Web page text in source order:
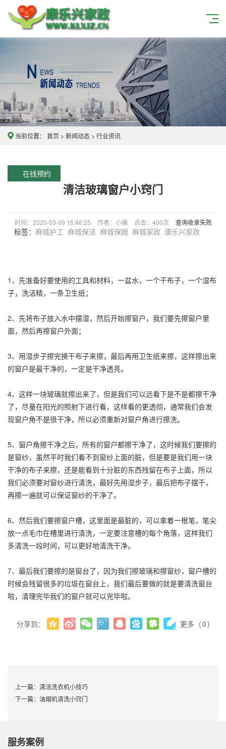
当前位置： 首页 > 新闻动态 > 行业资讯
在线预约
清洁玻璃窗户小窍门
时间：2020-03-09 16:46:25 作者：小编 点击： 400次 查询收录失败
标签： 麻城护工 麻城保洁 麻城保姆 麻城家政 康乐兴家政
1、先准备好要使用的工具和材料，一盆水，一个干布子，一个湿布
子，洗洁精，一条卫生纸；
2、先将布子放入水中摆湿，然后开始擦窗户，我们要先擦窗户里
面，然后再擦窗户外面；
3、用湿步子擦完换干布子来擦，最后再用卫生纸来擦，这样擦出来
的窗户是最干净的，一定是干净透亮。
4、这样一块玻璃就擦出来了，但是我们可以远看下是不是都擦干净
了，尽量在阳光的照射下进行看，这样看的更透彻，通常我们会发
现窗户角不是很干净，所以必须重新对窗户角进行擦洗。
5、窗户角擦干净之后，所有的窗户都擦干净了，这时候我们要擦的
是窗纱，虽然平时我们看不到窗纱上面的脏，但是要是我们用一块
干净的布子来擦，还是能看到十分脏的东西残留在布子上面，所以
我们必须要对窗纱进行清洗，最好先用湿步子，最后把布子摆干，
再擦一遍就可以保证窗纱的干净了。
6、然后我们要擦窗户槽，这里面是最脏的，可以拿着一根笔，笔尖
放一点毛巾在槽里进行清洗，一定要注意槽的每个角落，这样我们
多清洗一段时间，可以更好地清洗干净。
7、最后我们要擦的是窗台了，因为我们擦玻璃和擦窗纱，窗户槽的
时候会残留很多的垃圾在窗台上，我们最后要做的就是要清洗窗台
啦，清理完毕我们的窗户就可以完毕啦。
分享到： 更多 (0)
上一篇： 清洁洗衣机小技巧
下一篇： 油烟机清洗小窍门
服务案例